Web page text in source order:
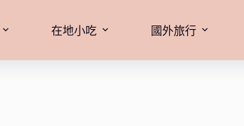
在地小吃 國外旅行